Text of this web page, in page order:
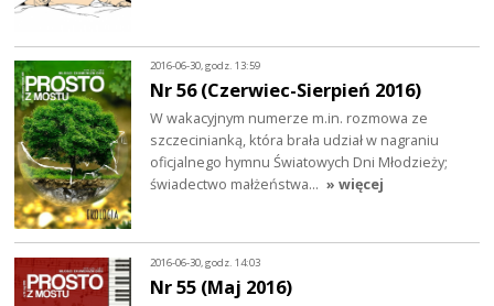
2016-06-30, godz. 13:59
Nr 56 (Czerwiec-Sierpień 2016)
W wakacyjnym numerze m.in. rozmowa ze
szczecinianką, która brała udział w nagraniu
oficjalnego hymnu Światowych Dni Młodzieży;
świadectwo małżeństwa… » więcej
2016-06-30, godz. 14:03
Nr 55 (Maj 2016)